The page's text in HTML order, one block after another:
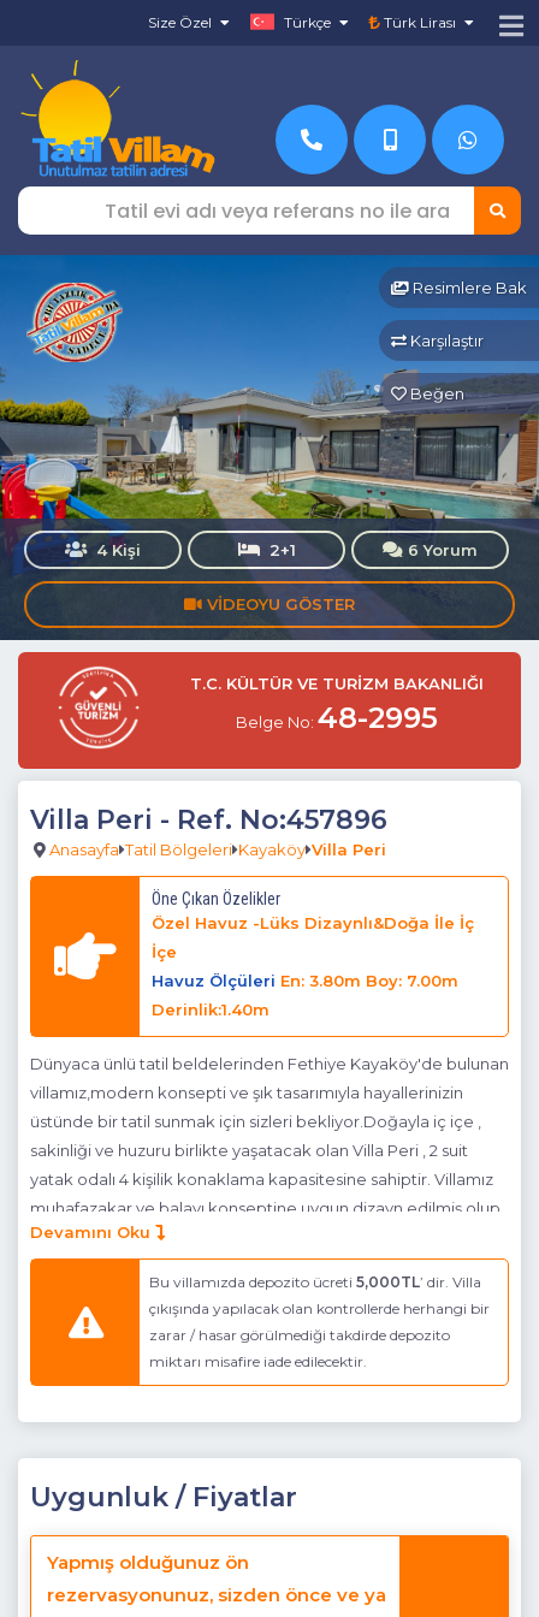
Size Özel Türkçe Türk Lirası
Resimlere Bak
Karşılaştır
Beğen
4 Kişi 2+1 6 Yorum
VIDEOYU GÖSTER
T.C. KÜLTÜR VE TURİZM BAKANLIĞI
Belge No: 48-2995
Villa Peri - Ref. No:457896
Anasayfa Tatil Bölgeleri Kayaköy Villa Peri
Öne Çıkan Özelikler
Özel Havuz -Lüks Dizaynlı&Doğa İle İç
İçe
Havuz Ölçüleri En: 3.80m Boy: 7.00m
Derinlik:1.40m
Dünyaca ünlü tatil beldelerinden Fethiye Kayaköy'de bulunan
villamız,modern konsepti ve şık tasarımıyla hayallerinizin
üstünde bir tatil sunmak için sizleri bekliyor.Doğayla iç içe ,
sakinliği ve huzuru birlikte yaşatacak olan Villa Peri , 2 suit
yatak odalı 4 kişilik konaklama kapasitesine sahiptir. Villamız
muhafazakar ve balayı konseptine uygun dizayn edilmiş olup
tatiliniz boyunca ihtiyacınız olan tüm ekipman ve donanıma
sahip elit bir villadır.
Not : Villamıza giden yolda son 400 mt stabilizedir.
bahçe
Adet şezlong, Salıncak, Masa Tenisi,
Havuz Ebatları:Boy:7,00 m En: 3,80 m Derinlik: 1,40m
Devamını Oku
Bu villamızda depozito ücreti 5,000TL’ dir. Villa
çıkışında yapılacak olan kontrollerde herhangi bir
zarar / hasar görülmediği takdirde depozito
miktarı misafire iade edilecektir.
Uygunluk / Fiyatlar
Yapmış olduğunuz ön
rezervasyonunuz, sizden önce ve ya